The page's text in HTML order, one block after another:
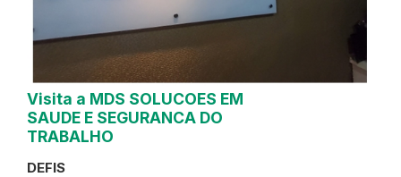
Visita a MDS SOLUCOES EM
SAUDE E SEGURANCA DO
TRABALHO
DEFIS